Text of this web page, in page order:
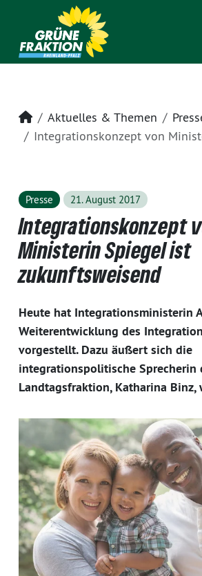
Startseite
Aktuelles & Themen
Integrationskonzept von Ministerin
Presse 21. August 2017
Integrationskonzept
Ministerin Spiegel ist
zukunftsweisend
Heute hat Integrationsministerin
Weiterentwicklung des
vorgestellt. Dazu äußert sich die
integrationspolitische Sprecherin
Landtagsfraktion, Katharina